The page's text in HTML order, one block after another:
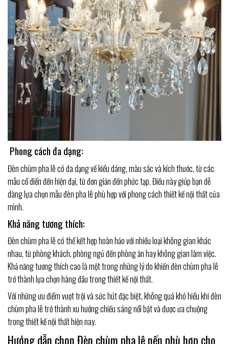
Phong cách đa dạng:
Đèn chùm pha lê có đa dạng về kiểu dáng, màu sắc và kích thước, từ các
mẫu cổ điển đến hiện đại, từ đơn giản đến phức tạp. Điều này giúp bạn dễ
dàng lựa chọn mẫu đèn pha lê phù hợp với phong cách thiết kế nội thất của
mình.
Khả năng tương thích:
Đèn chùm pha lê có thể kết hợp hoàn hảo với nhiều loại không gian khác
nhau, từ phòng khách, phòng ngủ đến phòng ăn hay không gian làm việc.
Khả năng tương thích cao là một trong những lý do khiến đèn chùm pha lê
trở thành lựa chọn hàng đầu trong thiết kế nội thất.
Với những ưu điểm vượt trội và sức hút đặc biệt, không quá khó hiểu khi đèn
chùm pha lê trở thành xu hướng chiếu sáng nổi bật và được ưa chuộng
trong thiết kế nội thất hiện nay.
Hướng dẫn chọn Đèn chùm pha lê nến phù hợp cho